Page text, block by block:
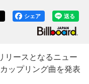
送る
シェア
リースとなるニュー
ップリング曲を発表